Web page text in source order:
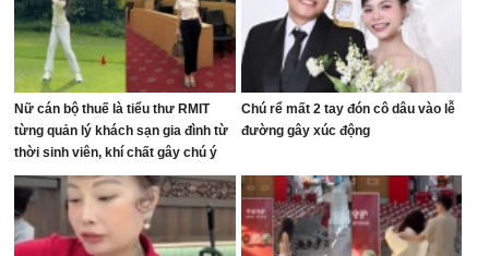
Nữ cán bộ thuế là tiểu thư RMIT
từng quản lý khách sạn gia đình từ
thời sinh viên, khí chất gây chú ý
trên sân golf
Chú rể mất 2 tay đón cô dâu vào lễ
đường gây xúc động